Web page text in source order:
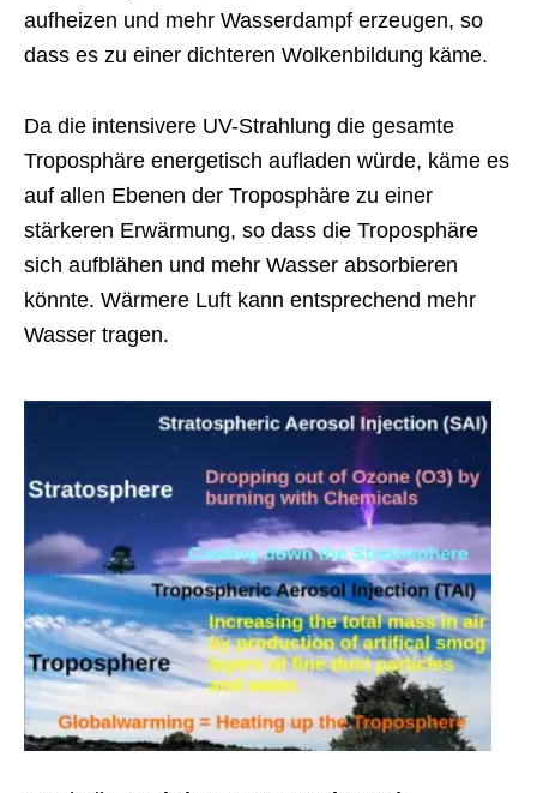
aufheizen und mehr Wasserdampf erzeugen, so
dass es zu einer dichteren Wolkenbildung käme.
Da die intensivere UV-Strahlung die gesamte
Troposphäre energetisch aufladen würde, käme es
auf allen Ebenen der Troposphäre zu einer
stärkeren Erwärmung, so dass die Troposphäre
sich aufblähen und mehr Wasser absorbieren
könnte. Wärmere Luft kann entsprechend mehr
Wasser tragen.